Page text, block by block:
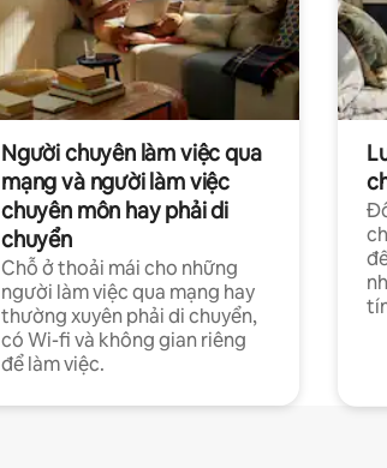
Người chuyên làm việc qua
mạng và người làm việc
chuyên môn hay phải di
chuyển
Chỗ ở thoải mái cho những
người làm việc qua mạng hay
thường xuyên phải di chuyển,
có Wi-fi và không gian riêng
để làm việc.